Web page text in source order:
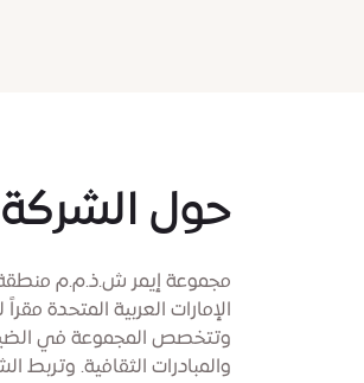
حول الشركة
مجموعة إيمر ش.ذ.م.م
الإمارات العربية المتحدة
وتتخصص المجموعة في
والمبادرات الثقافية. وتربط